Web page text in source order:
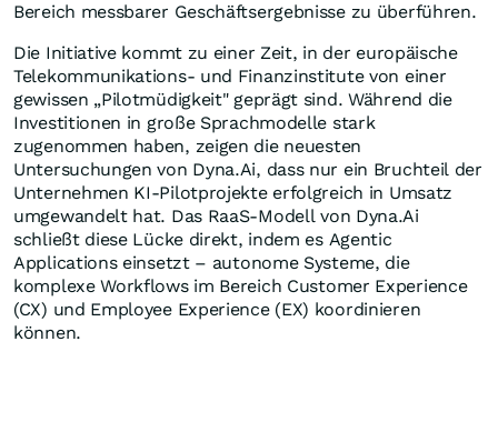
Bereich messbarer Geschäftsergebnisse zu überführen.
Die Initiative kommt zu einer Zeit, in der europäische
Telekommunikations- und Finanzinstitute von einer
gewissen „Pilotmüdigkeit" geprägt sind. Während die
Investitionen in große Sprachmodelle stark
zugenommen haben, zeigen die neuesten
Untersuchungen von Dyna.Ai, dass nur ein Bruchteil der
Unternehmen KI-Pilotprojekte erfolgreich in Umsatz
umgewandelt hat. Das RaaS-Modell von Dyna.Ai
schließt diese Lücke direkt, indem es Agentic
Applications einsetzt – autonome Systeme, die
komplexe Workflows im Bereich Customer Experience
(CX) und Employee Experience (EX) koordinieren
können.